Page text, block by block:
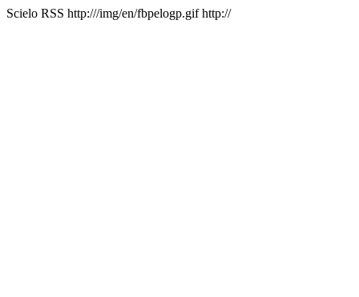
Scielo RSS http:///img/en/fbpelogp.gif http://